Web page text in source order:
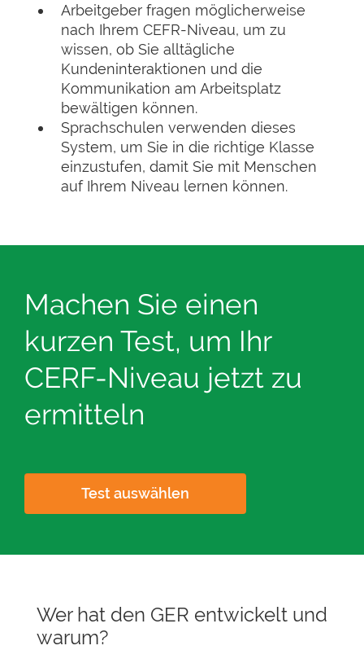
Arbeitgeber fragen möglicherweise
nach Ihrem CEFR-Niveau, um zu
wissen, ob Sie alltägliche
Kundeninteraktionen und die
Kommunikation am Arbeitsplatz
bewältigen können.
Sprachschulen verwenden dieses
System, um Sie in die richtige Klasse
einzustufen, damit Sie mit Menschen
auf Ihrem Niveau lernen können.
Machen Sie einen
kurzen Test, um Ihr
CERF-Niveau jetzt zu
ermitteln
Test auswählen
Wer hat den GER entwickelt und
warum?